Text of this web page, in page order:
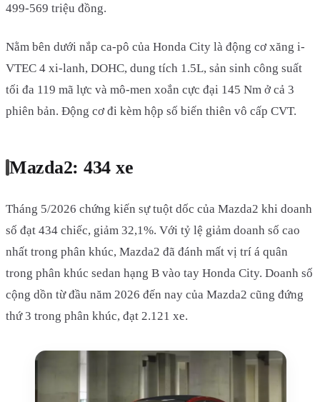
499-569 triệu đồng.
Nằm bên dưới nắp ca-pô của Honda City là động cơ xăng i-
VTEC 4 xi-lanh, DOHC, dung tích 1.5L, sản sinh công suất
tối đa 119 mã lực và mô-men xoắn cực đại 145 Nm ở cả 3
phiên bản. Động cơ đi kèm hộp số biến thiên vô cấp CVT.
Mazda2: 434 xe
Tháng 5/2026 chứng kiến sự tuột dốc của Mazda2 khi doanh
số đạt 434 chiếc, giảm 32,1%. Với tỷ lệ giảm doanh số cao
nhất trong phân khúc, Mazda2 đã đánh mất vị trí á quân
trong phân khúc sedan hạng B vào tay Honda City. Doanh số
cộng dồn từ đầu năm 2026 đến nay của Mazda2 cũng đứng
thứ 3 trong phân khúc, đạt 2.121 xe.